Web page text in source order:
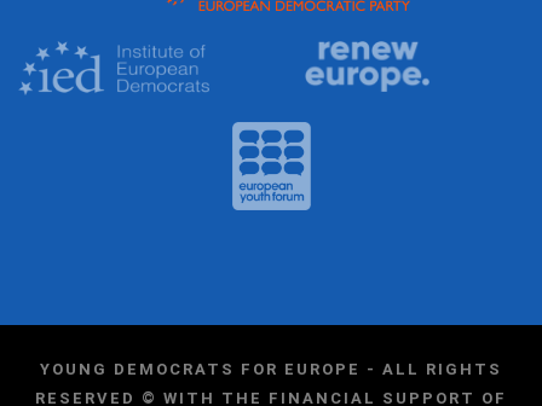
YOUNG DEMOCRATS FOR EUROPE - ALL RIGHTS
RESERVED © WITH THE FINANCIAL SUPPORT OF